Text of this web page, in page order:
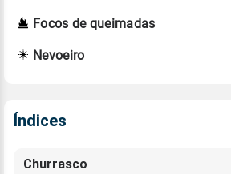
Focos de queimadas
Nevoeiro
Índices
Churrasco